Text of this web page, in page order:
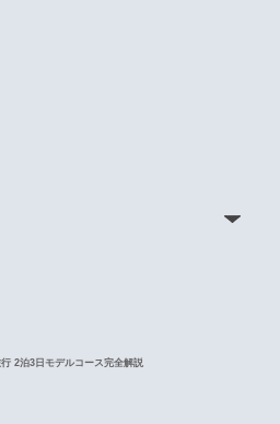
行 2泊3日モデルコース完全解説